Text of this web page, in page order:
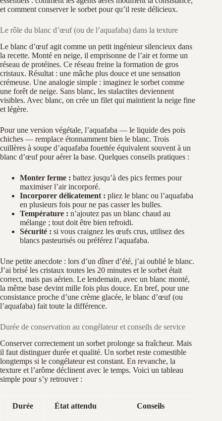
et comment conserver le sorbet pour qu’il reste délicieux.
Le rôle du blanc d’œuf (ou de l’aquafaba) dans la texture
Le blanc d’œuf agit comme un petit ingénieur silencieux dans
la recette. Monté en neige, il emprisonne de l’air et forme un
réseau de protéines. Ce réseau freine la formation de gros
cristaux. Résultat : une mâche plus douce et une sensation
crémeuse. Une analogie simple : imaginez le sorbet comme
une forêt de neige. Sans blanc, les stalactites deviennent
visibles. Avec blanc, on crée un filet qui maintient la neige fine
et légère.
Pour une version végétale, l’aquafaba — le liquide des pois
chiches — remplace étonnamment bien le blanc. Trois
cuillères à soupe d’aquafaba fouettée équivalent souvent à un
blanc d’œuf pour aérer la base. Quelques conseils pratiques :
Monter ferme : battez jusqu’à des pics fermes pour
maximiser l’air incorporé.
Incorporer délicatement : pliez le blanc ou l’aquafaba
en plusieurs fois pour ne pas casser les bulles.
Température : n’ajoutez pas un blanc chaud au
mélange ; tout doit être bien refroidi.
Sécurité : si vous craignez les œufs crus, utilisez des
blancs pasteurisés ou préférez l’aquafaba.
Une petite anecdote : lors d’un dîner d’été, j’ai oublié le blanc.
J’ai brisé les cristaux toutes les 20 minutes et le sorbet était
correct, mais pas aérien. Le lendemain, avec un blanc monté,
la même base devint mille fois plus douce. En bref, pour une
consistance proche d’une crème glacée, le blanc d’œuf (ou
l’aquafaba) fait toute la différence.
Durée de conservation au congélateur et conseils de service
Conserver correctement un sorbet prolonge sa fraîcheur. Mais
il faut distinguer durée et qualité. Un sorbet reste comestible
longtemps si le congélateur est constant. En revanche, la
texture et l’arôme déclinent avec le temps. Voici un tableau
simple pour s’y retrouver :
Durée État attendu Conseils